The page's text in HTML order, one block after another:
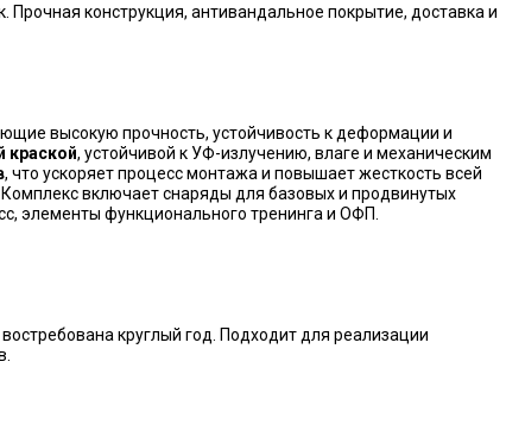
конструкция, антивандальное покрытие, доставка и
высокую прочность, устойчивость к деформации и
краской, устойчивой к УФ-излучению, влаге и механическим
, что ускоряет процесс монтажа и повышает жесткость всей
включает снаряды для базовых и продвинутых
элементы функционального тренинга и ОФП.
круглый год. Подходит для реализации